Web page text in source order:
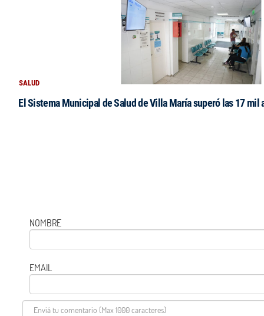
SALUD
El Sistema Municipal de Salud de Villa María superó las 17
NOMBRE
EMAIL